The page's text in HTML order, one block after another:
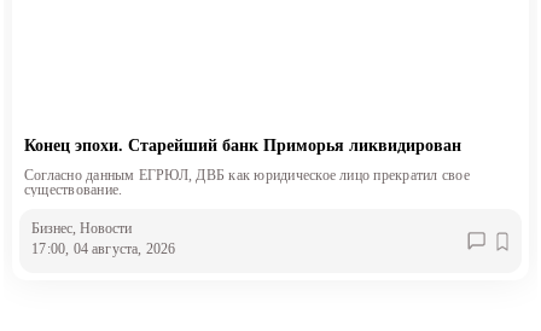
Конец эпохи. Старейший банк Приморья ликвидирован
Согласно данным ЕГРЮЛ, ДВБ как юридическое лицо прекратил свое
существование.
Бизнес , Новости
17:00, 04 августа, 2026